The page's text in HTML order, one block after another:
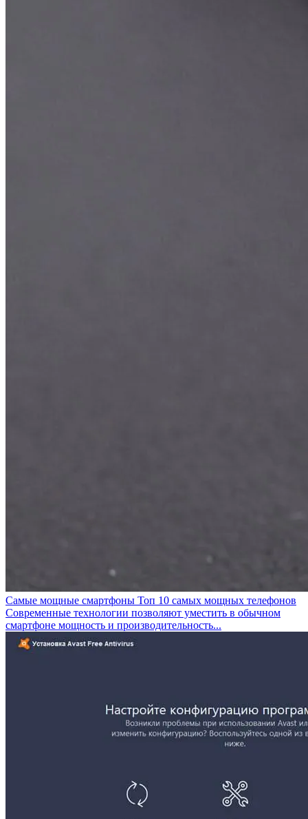
Самые мощные смартфоны Топ 10 самых мощных телефонов
Современные технологии позволяют уместить в обычном
смартфоне мощность и производительность...